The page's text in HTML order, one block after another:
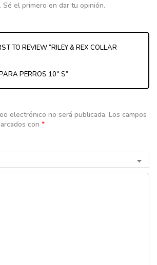
Sé el primero en dar tu opinión.
TO REVIEW “RILEY & REX COLLAR
PERROS 10″ S”
electrónico no será publicada. Los campos
con *